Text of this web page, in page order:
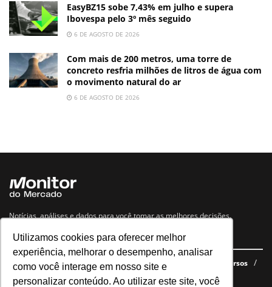
Utilizamos cookies para oferecer melhor
experiência, melhorar o desempenho, analisar
como você interage em nosso site e
personalizar conteúdo. Ao utilizar este site, você
EasyBZ15 sobe 7,43% em julho e supera
Ibovespa pelo 3º mês seguido
6 DE AGOSTO DE 2026
Com mais de 200 metros, uma torre de
concreto resfria milhões de litros de água com
o movimento natural do ar
6 DE AGOSTO DE 2026
Notícias, análises e dados para você tomar as melhores decisões.
Navegue no site
Últimas notícias Quem somos E-books gratuitos
Cursos
Política de privacidade